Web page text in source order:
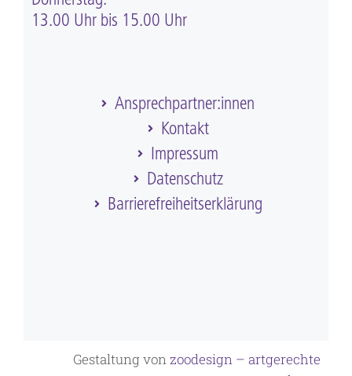
13.00 Uhr bis 15.00 Uhr
Ansprechpartner:innen
Kontakt
Impressum
Datenschutz
Barriere­frei­heits­erklärung
Gestaltung von zoodesign – artgerechte